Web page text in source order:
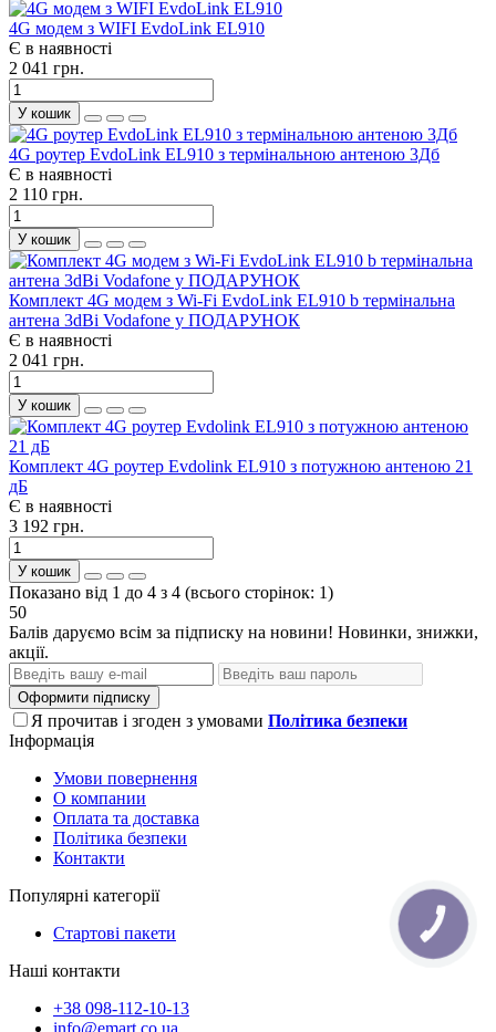
4G модем з WIFI EvdoLink EL910
Є в наявності
2 041 грн.
У кошик
4G роутер EvdoLink EL910 з термінальною антеною 3Дб
Є в наявності
2 110 грн.
У кошик
Комплект 4G модем з Wi-Fi EvdoLink EL910 b термінальна
антена 3dBi Vodafone у ПОДАРУНОК
Є в наявності
2 041 грн.
У кошик
Комплект 4G роутер Evdolink EL910 з потужною антеною 21
дБ
Є в наявності
3 192 грн.
У кошик
Показано від 1 до 4 з 4 (всього сторінок: 1)
50
Балів даруємо всім за підписку на новини! Новинки, знижки,
акції.
Оформити підписку
Я прочитав і згоден з умовами Політика безпеки
Інформація
Умови повернення
О компании
Оплата та доставка
Політика безпеки
Контакти
Популярні категорії
Стартові пакети
Наші контакти
+38 098-112-10-13
info@emart.co.ua
КНОПКА
ЗВ'ЯЗКУ